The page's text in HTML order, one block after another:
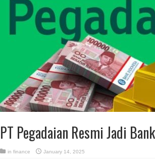
PT Pegadaian Resmi Jadi
in finance January 14, 2025